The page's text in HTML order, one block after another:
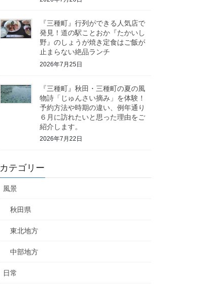
『三種町』行列ができる人気店で
発見！道の駅ことおか『たかいし
野』のしょうが焼き定食はご飯が
止まらない絶品ランチ
2026年7月25日
『三種町』秋田・三種町の夏の風
物詩「じゅんさい摘み」を体験！
予約方法や時期の違い、例年通り
６月に訪れたいと思った理由をご
紹介します。
2026年7月22日
カテゴリー
風景
秋田県
東北地方
中部地方
日常